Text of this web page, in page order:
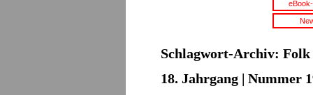
Schlagwort-Archiv: Folk
18. Jahrgang | Nummer